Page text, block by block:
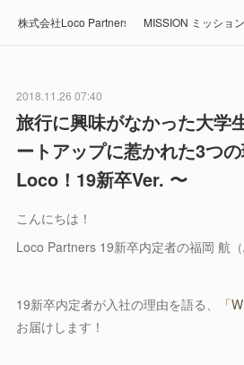
株式会社Loco Partners 🏠HomeMISSION ミッション
Blog ブログ ホテル・旅館の宿泊予約は
2018.11.26 07:40
旅行に興味がなかった大学
ートアップに惹かれた3つ
Loco！19新卒Ver. 〜
こんにちは！
Loco Partners 19新卒内定者の福岡 航（
19新卒内定者が入社の理由を語る、 「
お届けします！